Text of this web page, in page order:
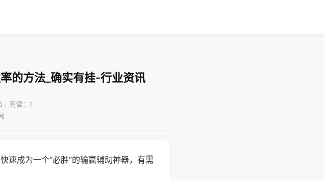
的方法_确实有挂-行业资讯
阅读：1
速成为一个“必胜”的输赢辅助神器，有需